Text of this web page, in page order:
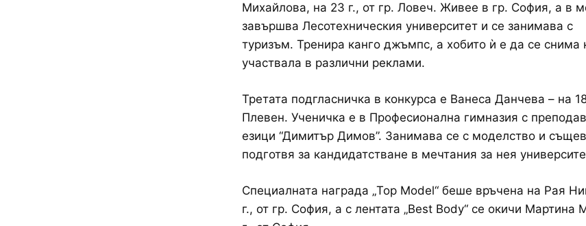
Михайлова, на 23 г., от гр. Ловеч. Живее в гр. София, а в
завършва Лесотехническия университет и се занимава с
туризъм. Тренира канго джъмпс, а хобито ѝ е да се снима
участвала в различни реклами.
Третата подгласничка в конкурса е Ванеса Данчева – на
Плевен. Ученичка е в Професионална гимназия с
езици “Димитър Димов”. Занимава се с моделство и
подготвя за кандидатстване в мечтания за нея
Специалната награда „Top Model“ беше връчена на Рая
г., от гр. София, а с лентата „Best Body“ се окичи Мартина